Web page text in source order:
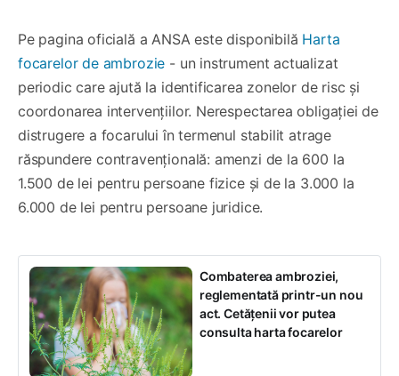
Pe pagina oficială a ANSA este disponibilă Harta
focarelor de ambrozie - un instrument actualizat
periodic care ajută la identificarea zonelor de risc și
coordonarea intervențiilor. Nerespectarea obligației de
distrugere a focarului în termenul stabilit atrage
răspundere contravențională: amenzi de la 600 la
1.500 de lei pentru persoane fizice și de la 3.000 la
6.000 de lei pentru persoane juridice.
Combaterea ambroziei,
reglementată printr-un nou
act. Cetățenii vor putea
consulta harta focarelor